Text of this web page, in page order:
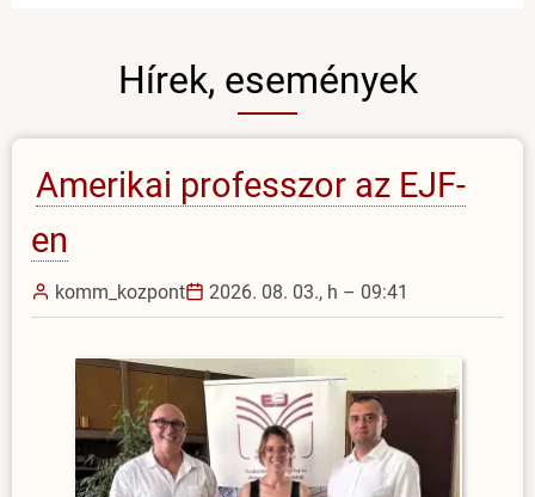
Hírek, események
Amerikai professzor az EJF-
en
komm_kozpont 2026. 08. 03., h – 09:41